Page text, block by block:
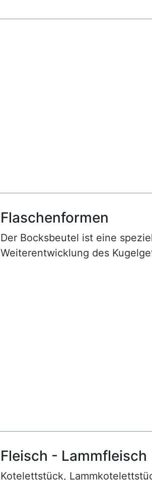
Flaschenformen
Der Bocksbeutel ist eine
Weiterentwicklung des
Fleisch - Lammfleisch
Kotelettstück,